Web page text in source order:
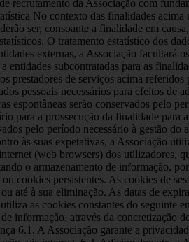
recrutamento da Associação com
No contexto das finalidades
ser, consoante a finalidade em
O tratamento estatístico dos
externas, a Associação facultará
subcontratadas para as
de serviços acima
pessoais necessários para efeitos de
espontâneas serão conservados pelo
para a prossecução da finalidade
pelo período necessário à gestão
às suas expetativas, a Associação
(web browsers) dos utilizadores,
o armazenamento de informação,
cookies persistentes. As cookies de
até à sua eliminação. As datas de
as cookies constantes do seguinte
informação, através da concretização
6.1. A Associação garante a